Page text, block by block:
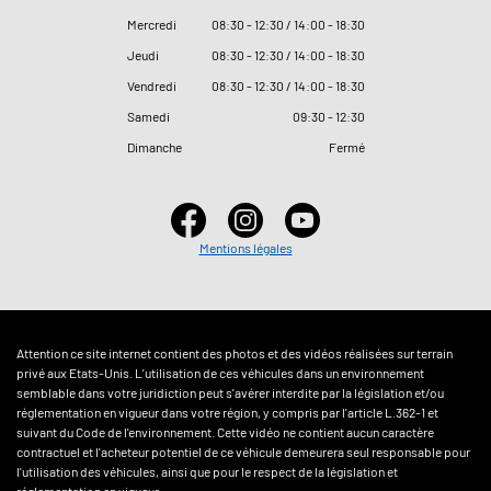
Mercredi
08:30 - 12:30 / 14:00 - 18:30
Jeudi
08:30 - 12:30 / 14:00 - 18:30
Vendredi
08:30 - 12:30 / 14:00 - 18:30
Samedi
09:30 - 12:30
Dimanche
Fermé
Mentions légales
Attention ce site internet contient des photos et des vidéos réalisées sur terrain
privé aux Etats-Unis. L'utilisation de ces véhicules dans un environnement
semblable dans votre juridiction peut s'avérer interdite par la législation et/ou
réglementation en vigueur dans votre région, y compris par l'article L.362-1 et
suivant du Code de l'environnement. Cette vidéo ne contient aucun caractère
contractuel et l'acheteur potentiel de ce véhicule demeurera seul responsable pour
l'utilisation des véhicules, ainsi que pour le respect de la législation et